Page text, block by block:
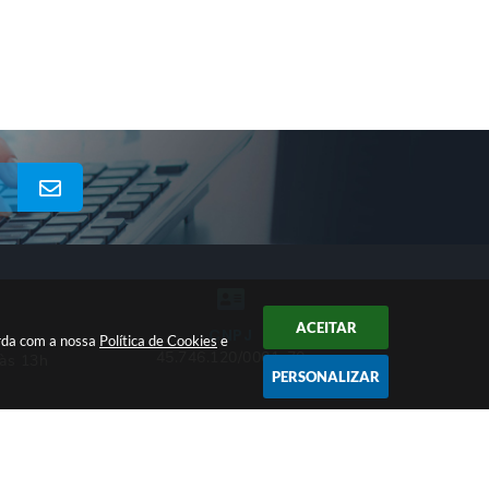
com a nossa Política de Cookies e
ACEITAR
PERSONALIZAR
CNPJ
45.746.120/0001-70